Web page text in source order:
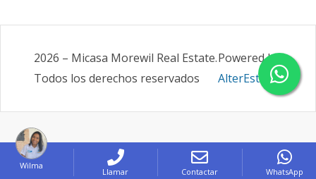
Wilma
Llamar Contactar WhatsApp
2026 – Micasa Morewil Real Estate.
Todos los derechos reservados
Powered by
AlterEstate